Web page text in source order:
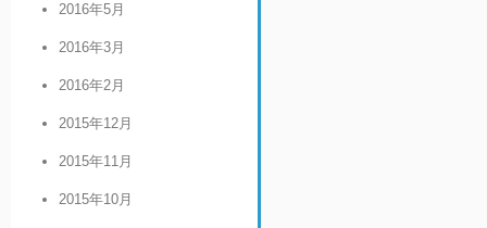
2016年5月
2016年3月
2016年2月
2015年12月
2015年11月
2015年10月